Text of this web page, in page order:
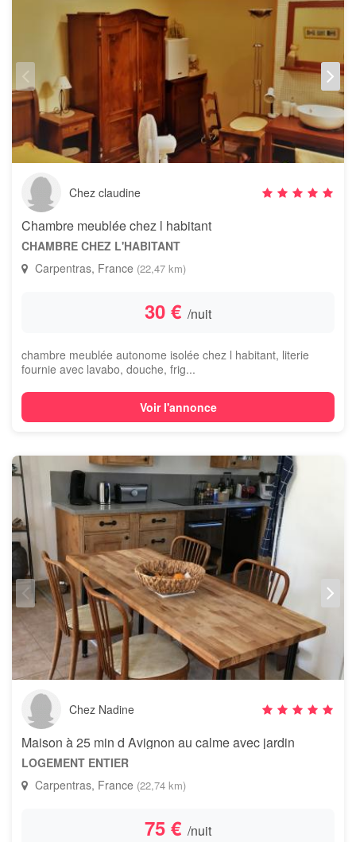
Chez claudine
Chambre meublée chez l habitant
CHAMBRE CHEZ L'HABITANT
Carpentras, France (22,47 km)
30 € /nuit
chambre meublée autonome isolée chez l habitant, literie
fournie avec lavabo, douche, frig...
Voir l'annonce
Chez Nadine
Maison à 25 min d Avignon au calme avec jardin
LOGEMENT ENTIER
Carpentras, France (22,74 km)
75 € /nuit